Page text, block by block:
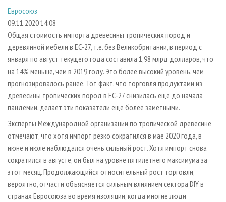
СУШКА ДРЕВЕСИНЫ
ПРОИЗВОДСТВО ДРЕВЕСНЫХ ПЛИТ
ДЕРЕВЯННОЕ ДОМОСТРОЕНИЕ
ПРОИЗВОДСТВО МЕБЕЛИ
БИОЭНЕРГЕТИКА
ЦБП
ИНСТРУМЕНТ И МАТЕРИАЛЫ
ПЕРСОНЫ
МОБИЛЬНЫЕ ВЫСТАВКИ
ПРИОРИТЕТНЫЕ ИНВЕСТПРОЕКТЫ
RUSSIAN FORESTRY REVIEW
ГАЗЕТА ЛЕСПРОМФОРУМ
БИБЛИОТЕКА СПЕЦИАЛИСТА
КОНТАКТЫ
РЕКЛАМОДАТЕЛЯМ
РЕКЛАМА
РЕКЛАМА НА САЙТЕ
Евросоюз
09.11.2020 14:08
Общая стоимость импорта древесины тропических пород и
деревянной мебели в ЕС-27, т.е. без Великобритании, в период с
января по август текущего года составила 1,98 млрд долларов, что
на 14% меньше, чем в 2019 году. Это более высокий уровень, чем
прогнозировалось ранее. Тот факт, что торговля продуктами из
древесины тропических пород в ЕС-27 снизилась еще до начала
пандемии, делает эти показатели еще более заметными.
Эксперты Международной организации по тропической древесине
отмечают, что хотя импорт резко сократился в мае 2020 года, в
июне и июле наблюдался очень сильный рост. Хотя импорт снова
сократился в августе, он был на уровне пятилетнего максимума за
этот месяц. Продолжающийся относительный рост торговли,
вероятно, отчасти объясняется сильным влиянием сектора DIY в
странах Евросоюза во время изоляции, когда многие люди